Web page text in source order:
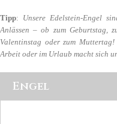
Tipp: Unsere Edelstein-Engel
Anlässen – ob zum Geburtstag,
Valentinstag oder zum
Arbeit oder im Urlaub macht sich
Engel